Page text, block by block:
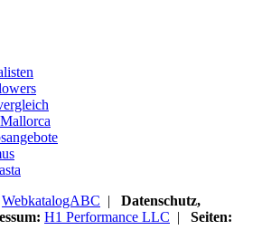
WebkatalogABC | Datenschutz,
H1 Performance LLC | Seiten: